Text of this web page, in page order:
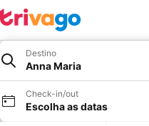
Destino
Anna Maria
Check-in/out
Escolha as datas